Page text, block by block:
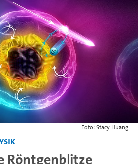
Foto: Stacy Huang
Röntgenblitze